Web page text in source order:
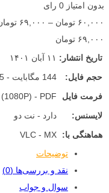
بدون امتیاز 0 رای
۶۰,۰۰۰ تومان – ۶۹,۰۰۰
۶۹,۰۰۰ تومان
تاریخ انتشار: ۱۱ آبان ۱۴۰۱
حجم فایل:
144 مگابایت - 5 مگابایت
فرمت فایل
- PDF
لایسنس:
دارد - نت دو
هماهنگی با:
VLC - MX
توضیحات
نقد و بررسی‌ها (0)
سوال و جواب